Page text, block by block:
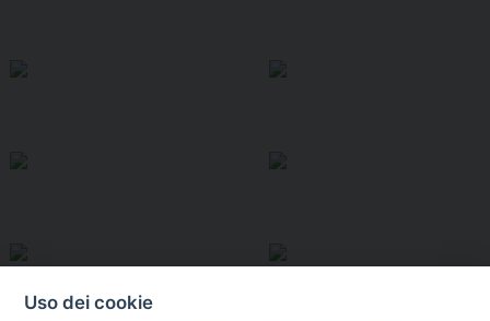
Uso dei cookie